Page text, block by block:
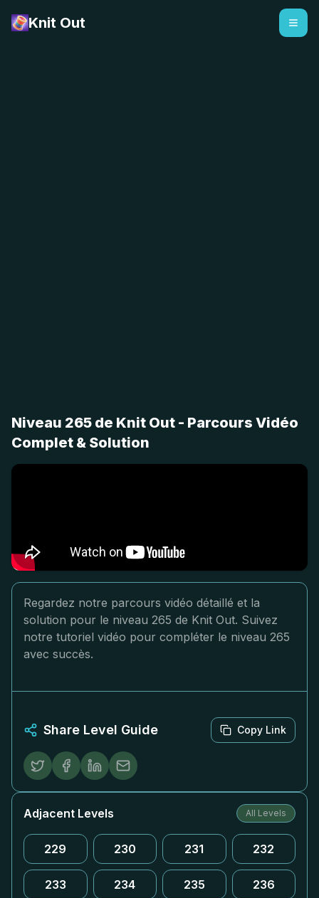
Knit Out
Niveau 265 de Knit Out - Parcours Vidéo
Complet & Solution
Regardez notre parcours vidéo détaillé et la
solution pour le niveau 265 de Knit Out. Suivez
notre tutoriel vidéo pour compléter le niveau 265
avec succès.
Share Level Guide Copy Link
Adjacent Levels All Levels
229 230 231 232
233 234 235 236